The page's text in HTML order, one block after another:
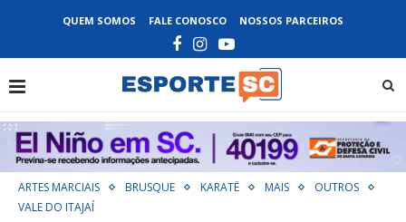
QUEM SOMOS FALE CONOSCO NOSSOS PARCEIROS
ARTES MARCIAIS BRUSQUE KARATÊ MAIS
OUTROS
VALE DO ITAJAÍ